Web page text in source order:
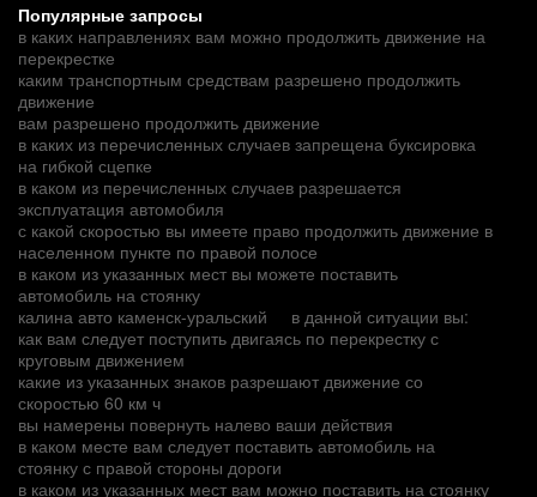
Популярные запросы
в каких направлениях вам можно продолжить движение на
перекрестке
каким транспортным средствам разрешено продолжить
движение
вам разрешено продолжить движение
в каких из перечисленных случаев запрещена буксировка
на гибкой сцепке
в каком из перечисленных случаев разрешается
эксплуатация автомобиля
с какой скоростью вы имеете право продолжить движение в
населенном пункте по правой полосе
в каком из указанных мест вы можете поставить
автомобиль на стоянку
калина авто каменск-уральский
в данной ситуации вы:
как вам следует поступить двигаясь по перекрестку с
круговым движением
какие из указанных знаков разрешают движение со
скоростью 60 км ч
вы намерены повернуть налево ваши действия
в каком месте вам следует поставить автомобиль на
стоянку с правой стороны дороги
в каком из указанных мест вам можно поставить на стоянку